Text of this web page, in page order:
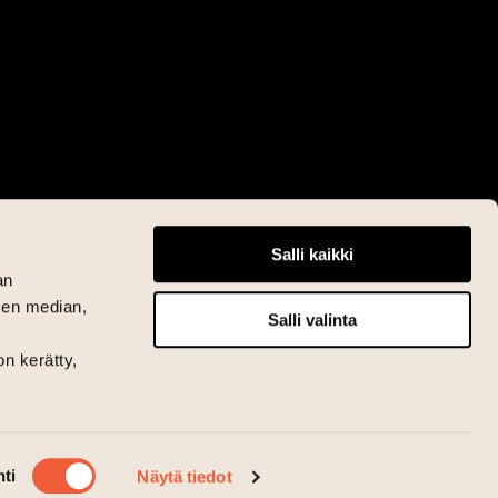
median,
kerätty,
Näytä tiedot
Salli kaikki
Salli valinta